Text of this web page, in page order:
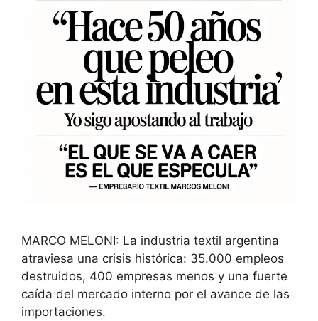
MARCO MELONI: La industria textil argentina
atraviesa una crisis histórica: 35.000 empleos
destruidos, 400 empresas menos y una fuerte
caída del mercado interno por el avance de las
importaciones.